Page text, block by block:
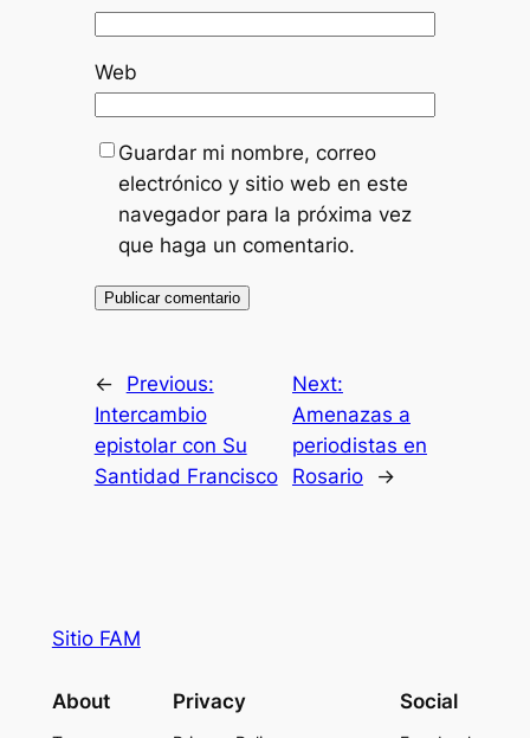
Web
Guardar mi nombre, correo
electrónico y sitio web en este
navegador para la próxima vez
que haga un comentario.
←
Previous:
Intercambio
epistolar con Su
Santidad Francisco
Next:
Amenazas a
periodistas en
Rosario
→
Sitio FAM
About Privacy Social